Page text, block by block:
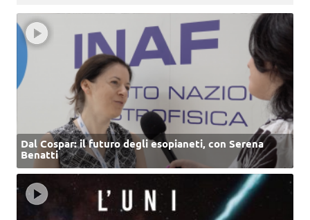
Dal Cospar: il futuro degli esopianeti, con Serena
Benatti